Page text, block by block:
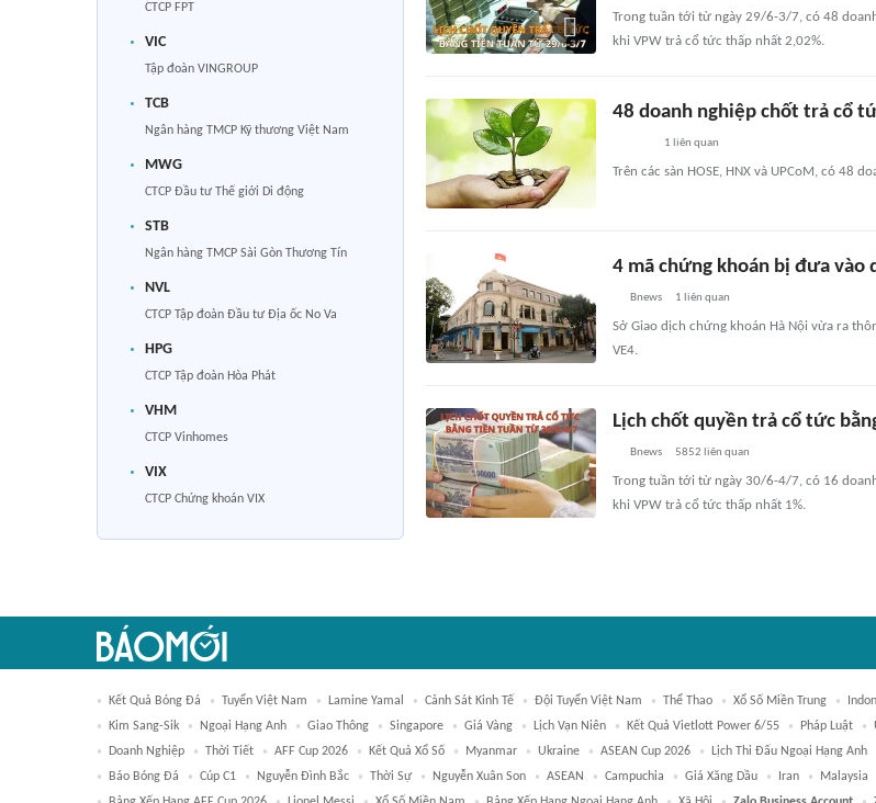
CTCP FPT
VIC
Tập đoàn VINGROUP
TCB
Ngân hàng TMCP Kỹ thương Việt Nam
MWG
CTCP Đầu tư Thế giới Di động
STB
Ngân hàng TMCP Sài Gòn Thương Tín
NVL
CTCP Tập đoàn Đầu tư Địa ốc No Va
HPG
CTCP Tập đoàn Hòa Phát
VHM
CTCP Vinhomes
VIX
CTCP Chứng khoán VIX
Trong tuần tới từ ngày 29/6-3/7, có 48
khi VPW trả cổ tức thấp nhất 2,02%.
48 doanh nghiệp chốt trả cổ
1 liên quan
Trên các sàn HOSE, HNX và UPCoM, có 48
4 mã chứng khoán bị đưa vào
Bnews 1 liên quan
Sở Giao dịch chứng khoán Hà Nội vừa ra
VE4.
Lịch chốt quyền trả cổ tức
Bnews 5852 liên quan
Trong tuần tới từ ngày 30/6-4/7, có 16
khi VPW trả cổ tức thấp nhất 1%.
Kết Quả Bóng Đá Tuyển Việt Nam Lamine Yamal Cảnh Sát Kinh Tế Đội Tuyển Việt Nam Thể Thao Xổ Số Miền Trung
Kim Sang-Sik
Ngoại Hạng Anh Giao Thông Singapore Giá Vàng Lịch Vạn Niên Kết Quả Vietlott Power 6/55 Pháp Luật
Doanh Nghiệp
Thời Tiết AFF Cup 2026 Kết Quả Xổ Số Myanmar Ukraine ASEAN Cup 2026 Lịch Thi Đấu Ngoại Hạng Anh
Báo Bóng Đá
Cúp C1 Nguyễn Đình Bắc Thời Sự Nguyễn Xuân Son ASEAN Campuchia Giá Xăng Dầu Iran Malaysia